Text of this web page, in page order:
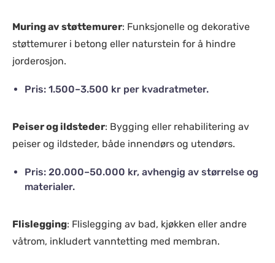
Muring av støttemurer: Funksjonelle og dekorative
støttemurer i betong eller naturstein for å hindre
jorderosjon.
Pris: 1.500–3.500 kr per kvadratmeter.
Peiser og ildsteder: Bygging eller rehabilitering av
peiser og ildsteder, både innendørs og utendørs.
Pris: 20.000–50.000 kr, avhengig av størrelse og
materialer.
Flislegging: Flislegging av bad, kjøkken eller andre
våtrom, inkludert vanntetting med membran.